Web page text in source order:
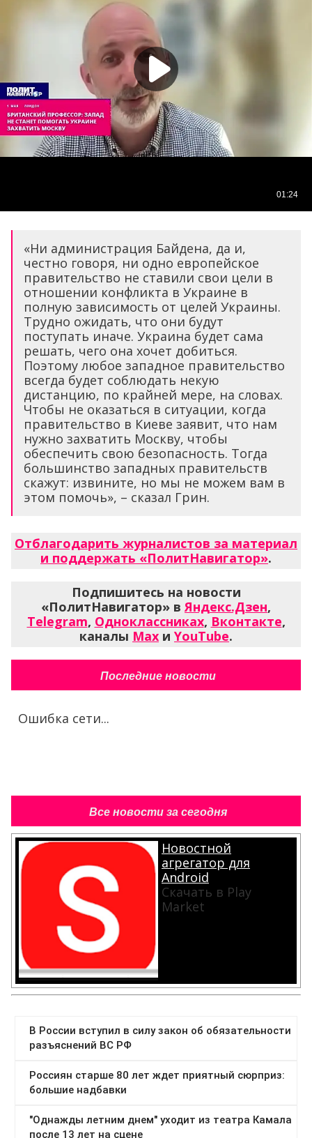
«Ни администрация Байдена, да и,
честно говоря, ни одно европейское
правительство не ставили свои цели в
отношении конфликта в Украине в
полную зависимость от целей Украины.
Трудно ожидать, что они будут
поступать иначе. Украина будет сама
решать, чего она хочет добиться.
Поэтому любое западное правительство
всегда будет соблюдать некую
дистанцию, по крайней мере, на словах.
Чтобы не оказаться в ситуации, когда
правительство в Киеве заявит, что нам
нужно захватить Москву, чтобы
обеспечить свою безопасность. Тогда
большинство западных правительств
скажут: извините, но мы не можем вам в
этом помочь», – сказал Грин.
Отблагодарить журналистов за материал
и поддержать «ПолитНавигатор».
Подпишитесь на новости
«ПолитНавигатор» в Яндекс.Дзен,
Telegram, Одноклассниках, Вконтакте,
каналы Max и YouTube.
Последние новости
Ошибка сети...
Все новости за сегодня
Новостной
агрегатор для
Android
Скачать в Play
Market